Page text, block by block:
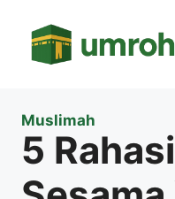
Muslimah
5